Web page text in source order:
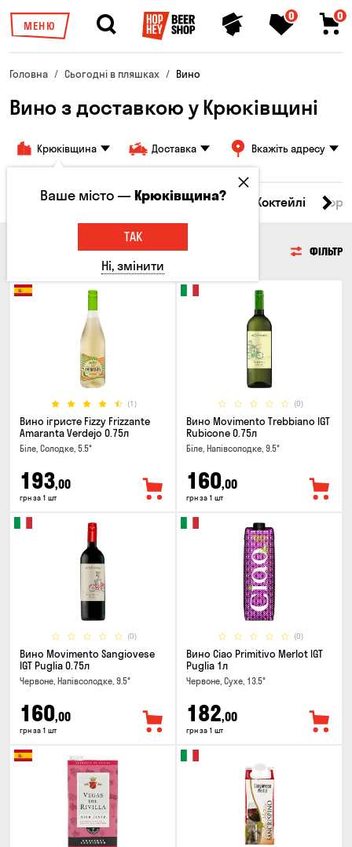
МЕНЮ
0 0
Головна Сьогодні в пляшках Вино
Вино з доставкою у Крюківщині
Крюківщина Доставка Вкажіть адресу
товари Пиво Сидр Вино Віскі Коктейлі
ФІЛЬТР
(1)
Вино ігристе Fizzy Frizzante
Amaranta Verdejo 0.75л
Біле, Солодке, 5.5°
193,00
грн за 1 шт
(0)
Вино Movimento Trebbiano IGT
Rubicone 0.75л
Біле, Напівсолодке, 9.5°
160,00
грн за 1 шт
(0)
Вино Movimento Sangiovese
IGT Puglia 0.75л
Червоне, Напівсолодке, 9.5°
160,00
грн за 1 шт
(0)
Вино Ciao Primitivo Merlot IGT
Puglia 1л
Червоне, Сухе, 13.5°
182,00
грн за 1 шт
Ваше місто —Крюківщина?
ТАК
Ні, змінити